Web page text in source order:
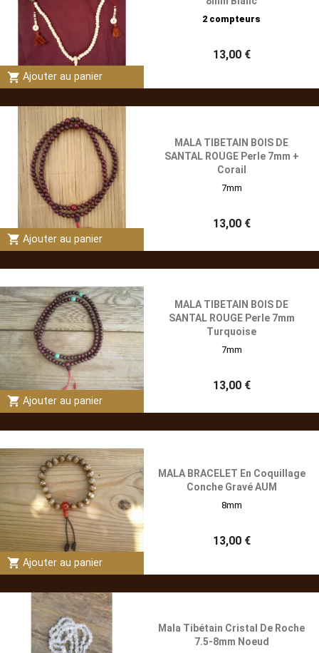
shopping_cart Ajouter au panier
2 compteurs
13,00 €
shopping_cart Ajouter au panier
MALA TIBETAIN BOIS DE
SANTAL ROUGE Perle 7mm +
Corail
7mm
13,00 €
shopping_cart Ajouter au panier
MALA TIBETAIN BOIS DE
SANTAL ROUGE Perle 7mm
Turquoise
7mm
13,00 €
shopping_cart Ajouter au panier
MALA BRACELET En Coquillage
Conche Gravé AUM
8mm
13,00 €
Mala Tibétain Cristal De Roche
7.5-8mm Noeud